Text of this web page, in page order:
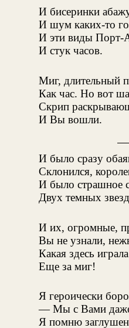
И бисеринки
И шум каких-то
И эти виды Порт-
И стук часов.
Миг, длительный
Как час. Но вот
Скрип
И Вы вошли.
И было сразу
Склонился,
И было страшное
Двух темных
И их, огромные,
Вы не узнали,
Какая здесь
Еще за миг!
Я героически
— Мы с Вами
Я помню